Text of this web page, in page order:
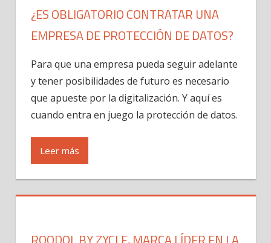
¿ES OBLIGATORIO CONTRATAR UNA
EMPRESA DE PROTECCIÓN DE DATOS?
Para que una empresa pueda seguir adelante
y tener posibilidades de futuro es necesario
que apueste por la digitalización. Y aquí es
cuando entra en juego la protección de datos.
Leer más